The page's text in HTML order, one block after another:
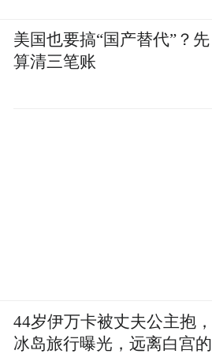
美国也要搞“国产替代”？先
算清三笔账
44岁伊万卡被丈夫公主抱，
冰岛旅行曝光，远离白宫的